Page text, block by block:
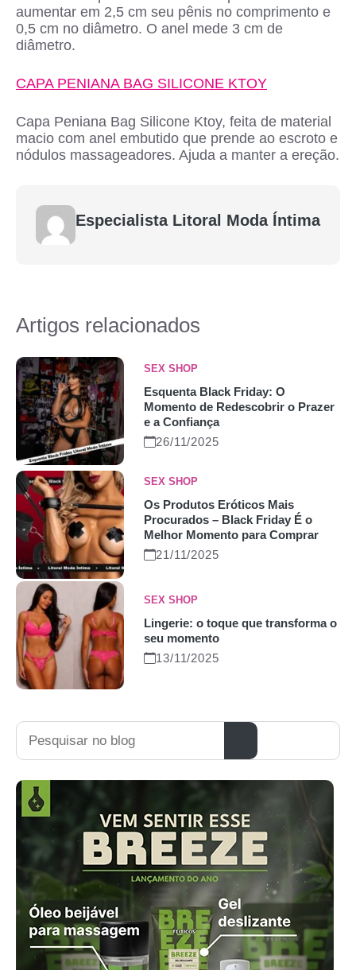
aumentar em 2,5 cm seu pênis no comprimento e
0,5 cm no diâmetro. O anel mede 3 cm de
diâmetro.
CAPA PENIANA BAG SILICONE KTOY
Capa Peniana Bag Silicone Ktoy, feita de material
macio com anel embutido que prende ao escroto e
nódulos massageadores. Ajuda a manter a ereção.
Especialista Litoral Moda Íntima
Artigos relacionados
SEX SHOP
Esquenta Black Friday: O
Momento de Redescobrir o Prazer
e a Confiança
26/11/2025
SEX SHOP
Os Produtos Eróticos Mais
Procurados – Black Friday É o
Melhor Momento para Comprar
21/11/2025
SEX SHOP
Lingerie: o toque que transforma o
seu momento
13/11/2025
Pesquisar